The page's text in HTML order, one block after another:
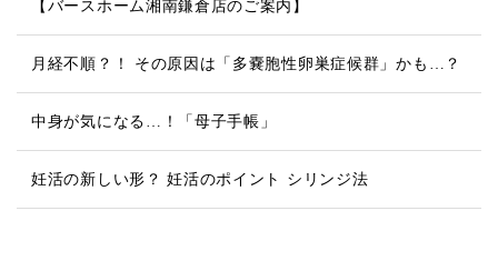
【バースホーム湘南鎌倉店のご案内】
月経不順？！ その原因は「多嚢胞性卵巣症候群」かも…？
中身が気になる…！「母子手帳」
妊活の新しい形？ 妊活のポイント シリンジ法